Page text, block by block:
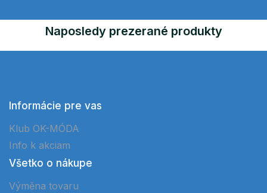
Naposledy prezerané produkty
Informácie pre vas
Klub OK-MÓDA
Info k akciam
Všetko o nákupe
Výměna tovaru